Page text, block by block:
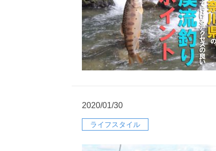
2020/01/30
ライフスタイル